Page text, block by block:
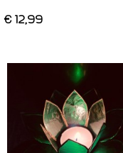
€ 12,99